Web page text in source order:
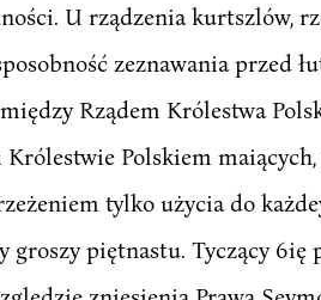
U rządzenia kurtszlów,
zeznawania przed
Rządem Królestwa
Królestwie Polskiem
tylko użycia do
piętnastu. Tyczący 6ię